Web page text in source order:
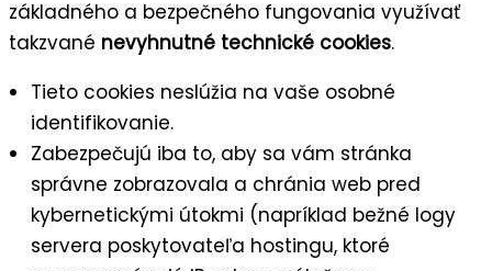
základného a bezpečného fungovania využívať
takzvané nevyhnutné technické cookies.
Tieto cookies neslúžia na vaše osobné
identifikovanie.
Zabezpečujú iba to, aby sa vám stránka
správne zobrazovala a chránia web pred
kybernetickými útokmi (napríklad bežné logy
servera poskytovateľa hostingu, ktoré